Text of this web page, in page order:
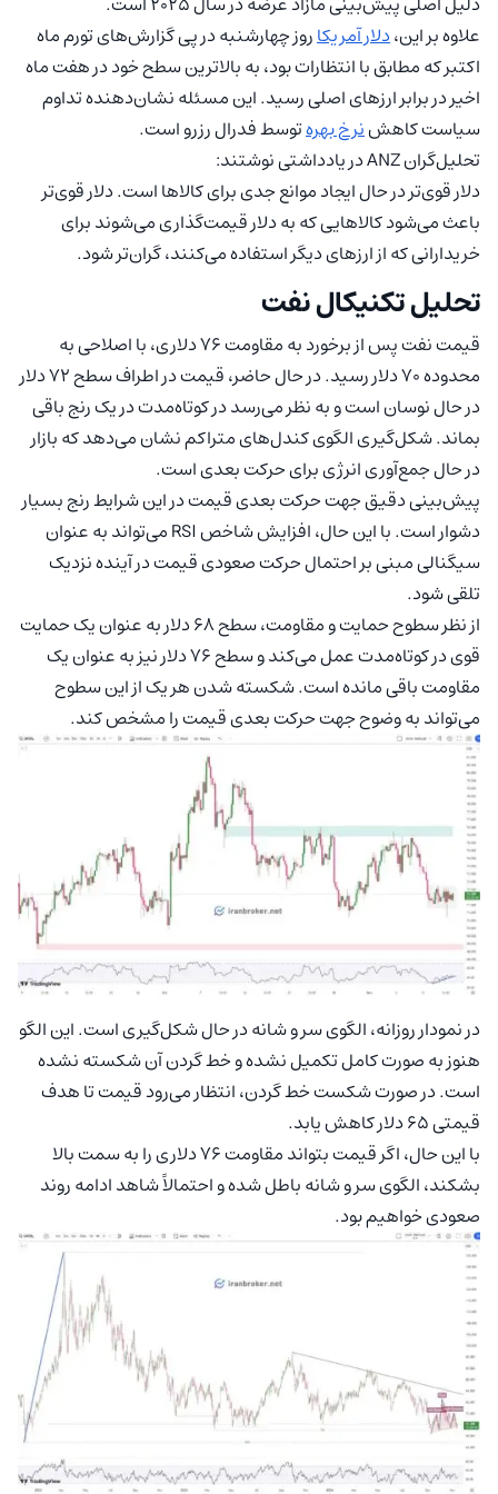
علاوه بر این،دلار آمریکاروز چهارشنبه در پی گزارش‌های تورم ماه
اکتبر که مطابق با انتظارات بود، به بالاترین سطح خود در هفت ماه
اخیر در برابر ارزهای اصلی رسید. این مسئله نشان‌دهنده تداوم
سیاست کاهشنرخ بهرهتوسط فدرال رزرو است.
تحلیل‌گران ANZ در یادداشتی نوشتند:
دلار قوی‌تر در حال ایجاد موانع جدی برای کالاها است. دلار قوی‌تر
باعث می‌شود کالاهایی که به دلار قیمت‌گذاری می‌شوند برای
خریدارانی که از ارزهای دیگر استفاده می‌کنند، گران‌تر شود.
تحلیل تکنیکال نفت
قیمت نفت پس از برخورد به مقاومت 76 دلاری، با اصلاحی به
محدوده 70 دلار رسید. در حال حاضر، قیمت در اطراف سطح 72 دلار
در حال نوسان است و به نظر می‌رسد در کوتاه‌مدت در یک رنج باقی
بماند. شکل‌گیری الگوی کندل‌های متراکم نشان می‌دهد که بازار
در حال جمع‌آوری انرژی برای حرکت بعدی است.
پیش‌بینی دقیق جهت حرکت بعدی قیمت در این شرایط رنج بسیار
دشوار است. با این حال، افزایش شاخص RSI می‌تواند به عنوان
سیگنالی مبنی بر احتمال حرکت صعودی قیمت در آینده نزدیک
تلقی شود.
از نظر سطوح حمایت و مقاومت، سطح 68 دلار به عنوان یک حمایت
قوی در کوتاه‌مدت عمل می‌کند و سطح 76 دلار نیز به عنوان یک
مقاومت باقی مانده است. شکسته شدن هر یک از این سطوح
می‌تواند به وضوح جهت حرکت بعدی قیمت را مشخص کند.
در نمودار روزانه، الگوی سر و شانه در حال شکل‌گیری است. این الگو
هنوز به صورت کامل تکمیل نشده و خط گردن آن شکسته نشده
است. در صورت شکست خط گردن، انتظار می‌رود قیمت تا هدف
قیمتی ۶۵ دلار کاهش یابد.
با این حال، اگر قیمت بتواند مقاومت ۷۶ دلاری را به سمت بالا
بشکند، الگوی سر و شانه باطل شده و احتمالاً شاهد ادامه روند
صعودی خواهیم بود.